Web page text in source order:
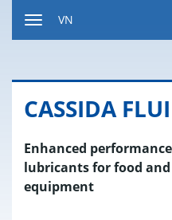
VN
CASSIDA
Enhanced
lubricants for food and
equipment